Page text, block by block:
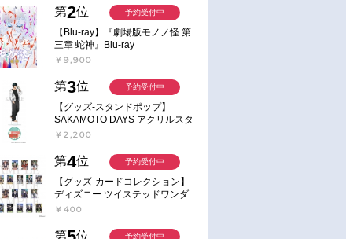
第2位
【Blu-ray】『劇場版モノノ怪 第
三章 蛇神』Blu-ray
￥9,900
予約受付中
第3位
【グッズ-スタンドポップ】
SAKAMOTO DAYS アクリルスタ
ンド～Sunny Afternoon～ 4.南雲
￥2,200
予約受付中
第4位
【グッズ-カードコレクション】
ディズニー ツイステッドワンダ
ーランド ランダムカードコレク
￥400
予約受付中
第 位 予約受付中